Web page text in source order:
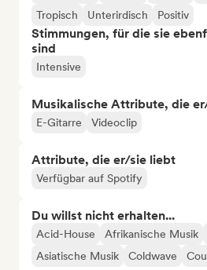
Tropisch
Unterirdisch Positiv
Stimmungen, für die sie
sind
Intensive
Musikalische Attribute, die
E-Gitarre Videoclip
Attribute, die er/sie liebt
Verfügbar auf Spotify
Du willst nicht erhalten...
Acid-House Afrikanische Musik
Asiatische Musik
Coldwave